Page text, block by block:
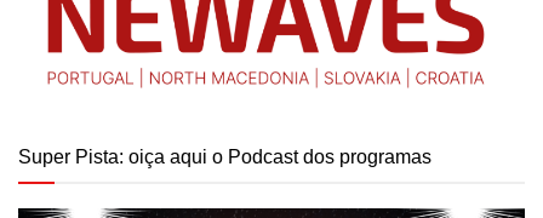
Super Pista: oiça aqui o Podcast dos programas